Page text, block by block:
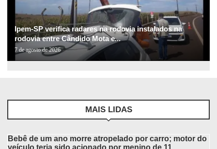
Ipem-SP verifica radares na rodovia instalados na
rodovia entre Cândido Mota e...
7 de agosto de 2026
MAIS LIDAS
Bebê de um ano morre atropelado por carro; motor do
veículo teria sido acionado por menino de 11